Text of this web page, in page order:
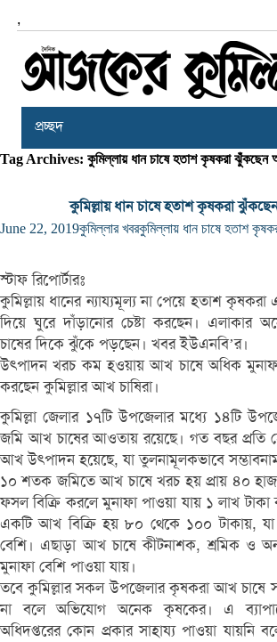
,
প্রচ্ছদ
Tag Archives: কুমিল্লায় ধান চাষে হতাশ কৃষকরা ঝুঁকছেন
কুমিল্লায় ধান চাষে হতাশ কৃষকরা
June 22, 2019কুমিল্লার খবরকুমিল্লায় ধান চাষে হতাশ
স্টাফ রিপোর্টারঃ
কুমিল্লায় ধানের ন্যায্যমূল্য না পেয়ে হতাশ কৃষকরা
দিয়ে ঘুরে দাঁড়ানোর চেষ্টা করছেন।
চাষের দিকে ঝুঁকে পড়ছেন। খবর ইউএনবি’র।
উৎপাদন খরচ কম হওয়ায় আখ চাষে অধিক
করছেন কুমিল্লার আখ চাষিরা।
কুমিল্লা জেলার ১৭টি উপজেলার মধ্যে ১৪টি
জমি আখ চাষের আওতায় রয়েছে। গত বছর প্রতি
আখ উৎপাদন হয়েছে, যা তুলনামূলকভাবে
১০ শতক জমিতে আখ চাষে খরচ হয় প্রায় ৪০
ফসল বিক্রি করলে মুনাফা পাওয়া যায় ১ লাখ টাকা
একটি আখ বিক্রি হয় ৮০ থেকে ১০০ টাকায়,
বেশি। এছাড়া আখ চাষে কীটনাশক, শ্রমিক ও
মুনাফা বেশি পাওয়া যায়।
তবে কুমিল্লার সকল উপজেলার কৃষকরা আখ চাষে
না বলে অভিযোগ অনেক কৃষকের। এ
অধিদপ্তরের কোন প্রকার সাহায্য পাওয়া যায়নি